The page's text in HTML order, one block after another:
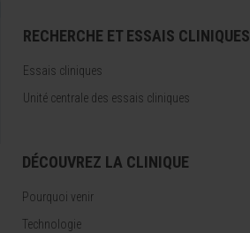
RECHERCHE ET ESSAIS CLINIQUES
Essais cliniques
Unité centrale des essais cliniques
DÉCOUVREZ LA CLINIQUE
Pourquoi venir
Technologie